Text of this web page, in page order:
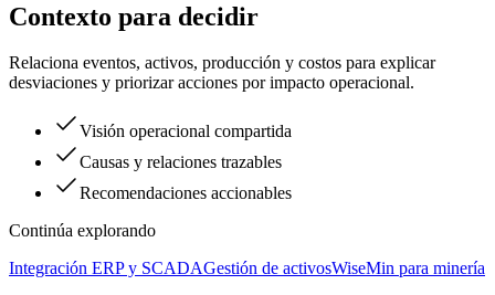
Contexto para decidir
Relaciona eventos, activos, producción y costos para explicar
desviaciones y priorizar acciones por impacto operacional.
Visión operacional compartida
Causas y relaciones trazables
Recomendaciones accionables
Continúa explorando
Integración ERP y SCADAGestión de activosWiseMin para minería